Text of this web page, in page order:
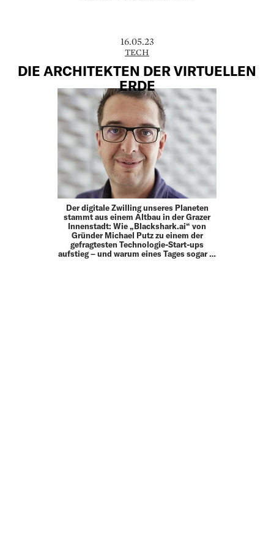
16.05.23
TECH
DIE ARCHITEKTEN DER VIRTUELLEN
ERDE
Der digitale Zwilling unseres Planeten
stammt aus einem Altbau in der Grazer
Innenstadt: Wie „Blackshark.ai“ von
Gründer Michael Putz zu einem der
gefragtesten Technologie-Start-ups
aufstieg – und warum eines Tages sogar …